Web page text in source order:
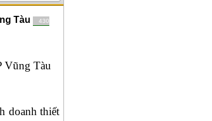
Tàu
430
Vũng Tàu
doanh thiết